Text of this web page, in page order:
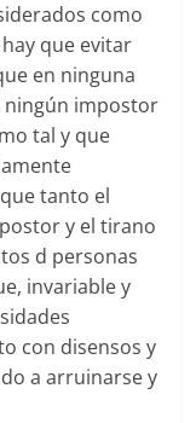
como
que evitar
en ninguna
ningún impostor
tal y que
tanto el
y el tirano
d personas
invariable y
con disensos y
a arruinarse y